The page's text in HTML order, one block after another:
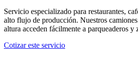
Servicio especializado para restaurantes,
alto flujo de producción. Nuestros
altura acceden fácilmente a parqueaderos y
Cotizar este servicio